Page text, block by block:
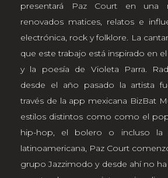
presentará
Paz Court en una
renovados matices, relatos e
electrónica, rock y folklore. La
que este trabajo está inspirado en
y la poesía de Violeta Parra.
desde el año pasado la artista
través de la app mexicana BizBat
estilos distintos como como el
hip-hop, el bolero o incluso la
latinoamericana, Paz Court
grupo Jazzimodo y desde ahí no